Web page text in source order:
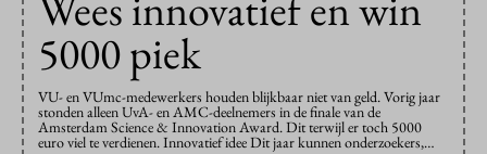
5000 piek
VU- en VUmc-medewerkers houden blijkbaar niet van geld. Vorig jaar
stonden alleen UvA- en AMC-deelnemers in de finale van de
Amsterdam Science & Innovation Award. Dit terwijl er toch 5000
euro viel te verdienen. Innovatief idee Dit jaar kunnen onderzoekers,…